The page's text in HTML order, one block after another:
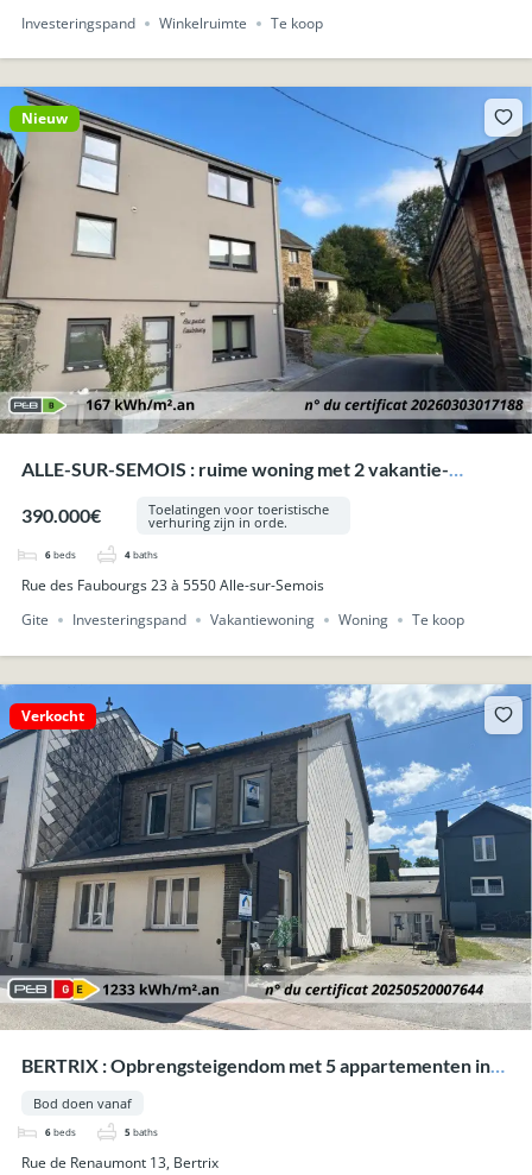
Investeringspand
Winkelruimte Te koop
Nieuw
ALLE-SUR-SEMOIS : ruime woning met 2 vakantie-
390.000€
Toelatingen voor toeristische
verhuring zijn in orde.
6 beds 4 baths
Rue des Faubourgs 23 à 5550 Alle-sur-Semois
Gite
Investeringspand Vakantiewoning Woning Te koop
Verkocht
BERTRIX : Opbrengsteigendom met 5 appartementen in
het centrum.
Bod doen vanaf
6 beds 5 baths
Rue de Renaumont 13, Bertrix